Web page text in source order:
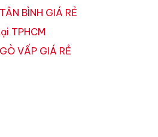
BÌNH GIÁ RẺ
TPHCM
VẤP GIÁ RẺ